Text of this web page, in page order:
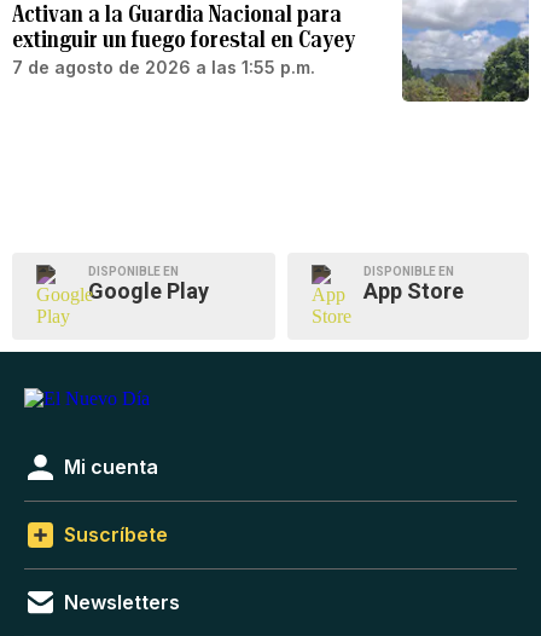
Activan a la Guardia Nacional para
extinguir un fuego forestal en Cayey
7 de agosto de 2026 a las 1:55 p.m.
DISPONIBLE EN
Google Play
DISPONIBLE EN
App Store
Mi cuenta
Suscríbete
Newsletters